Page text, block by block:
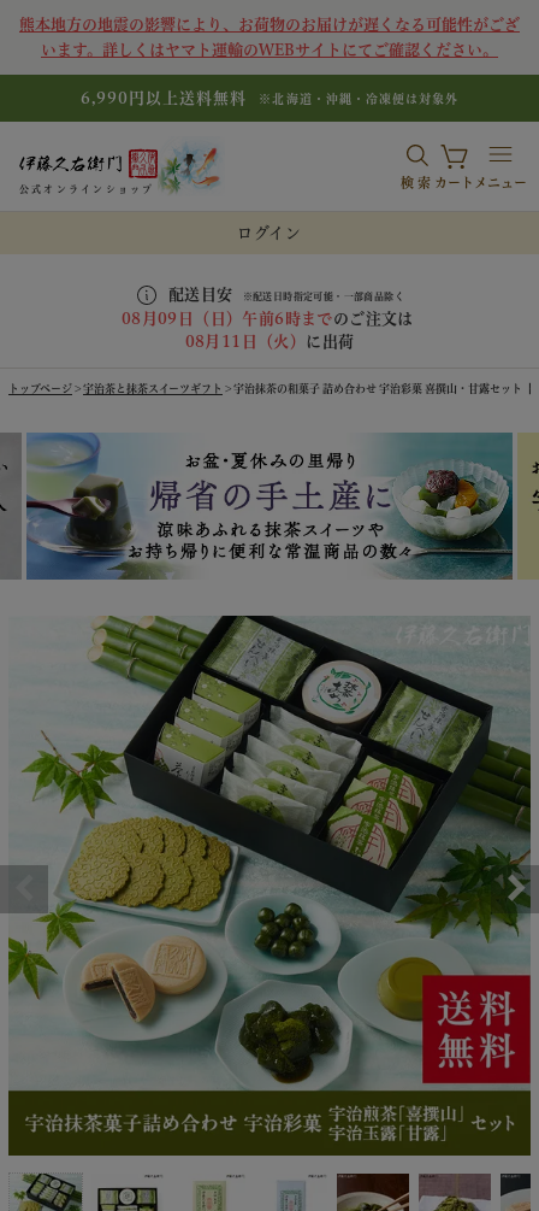
熊本地方の地震の影響により、お荷物のお届けが遅くなる可能性がござ
います。詳しくはヤマト運輸のWEBサイトにてご確認ください。
6,990円以上送料無料 ※北海道・沖縄・冷凍便は対象外
公式オンラインショップ 検索 カート メニュー
ログイン
配送目安 ※配送日時指定可能・一部商品除く
08月09日（日）午前6時までのご注文は
08月11日（火）
に出荷
トップページ 宇治茶と抹茶スイーツギフト 宇治抹茶の和菓子 詰め合わせ 宇治彩菓 喜撰山・甘露セット